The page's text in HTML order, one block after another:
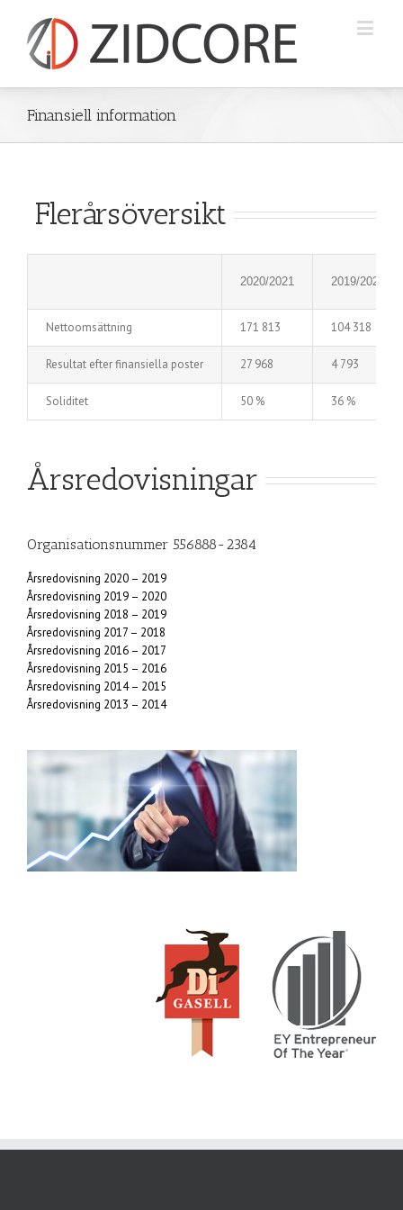
Finansiell information
Flerårsöversikt
2020/2021 2019/2020
Nettoomsättning 171 813 104 318
Resultat efter finansiella poster 27 968 4 793
Soliditet 50 % 36 %
Årsredovisningar
Organisationsnummer 556888-2384
Årsredovisning 2020 – 2019
Årsredovisning 2019 – 2020
Årsredovisning 2018 – 2019
Årsredovisning 2017 – 2018
Årsredovisning 2016 – 2017
Årsredovisning 2015 – 2016
Årsredovisning 2014 – 2015
Årsredovisning 2013 – 2014